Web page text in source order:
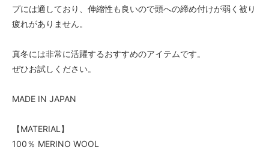
プには適しており、伸縮性も良いので頭への締め付けが弱く被り
疲れがありません。
真冬には非常に活躍するおすすめのアイテムです。
ぜひお試しください。
MADE IN JAPAN
【MATERIAL】
100％ MERINO WOOL